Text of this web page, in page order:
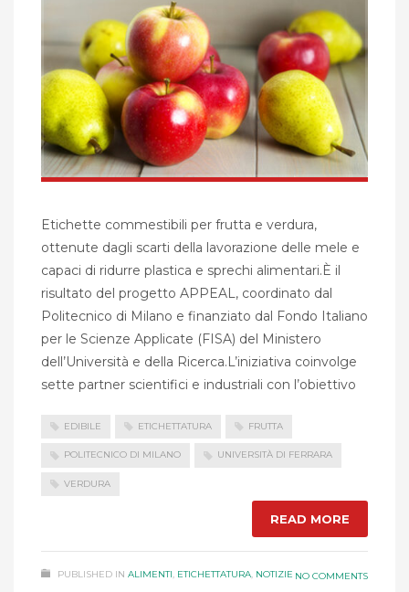
Etichette commestibili per frutta e verdura,
ottenute dagli scarti della lavorazione delle mele e
capaci di ridurre plastica e sprechi alimentari.È il
risultato del progetto APPEAL, coordinato dal
Politecnico di Milano e finanziato dal Fondo Italiano
per le Scienze Applicate (FISA) del Ministero
dell’Università e della Ricerca.L’iniziativa coinvolge
sette partner scientifici e industriali con l’obiettivo
EDIBILE ETICHETTATURA FRUTTA
POLITECNICO DI MILANO UNIVERSITÀ DI FERRARA
VERDURA
READ MORE
PUBLISHED IN ALIMENTI, ETICHETTATURA, NOTIZIE NO COMMENTS